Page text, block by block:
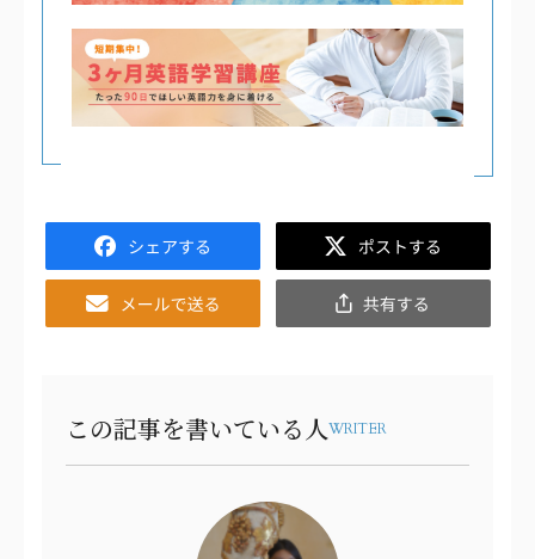
Facebook
Twitter
Email
共
有
この記事を書いている人WRITER